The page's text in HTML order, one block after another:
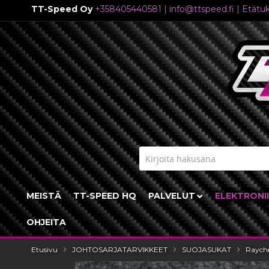
TT-Speed Oy +358405440581 | info@ttspeed.fi |
Skip
to
Content
MEISTÄ TT-SPEED HQ PALVELUT
OHJEITA
Etusivu JOHTOSARJATARVIKKEET SUOJASUKAT